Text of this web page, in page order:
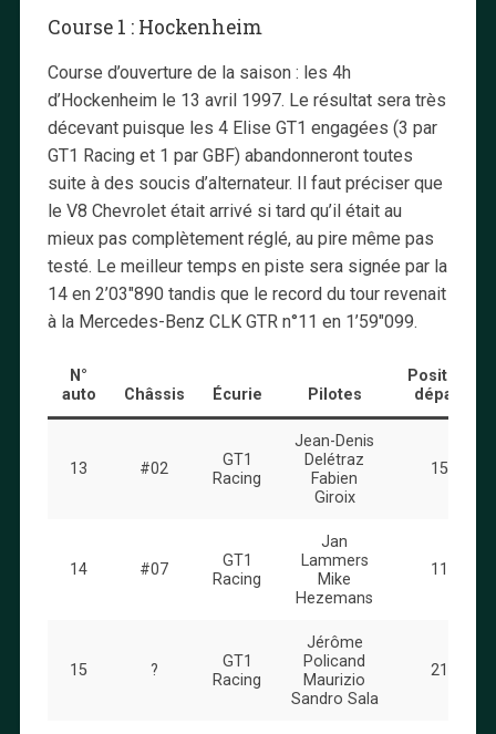
Course 1 : Hockenheim
Course d’ouverture de la saison : les 4h
d’Hockenheim le 13 avril 1997. Le résultat sera très
décevant puisque les 4 Elise GT1 engagées (3 par
GT1 Racing et 1 par GBF) abandonneront toutes
suite à des soucis d’alternateur. Il faut préciser que
le V8 Chevrolet était arrivé si tard qu’il était au
mieux pas complètement réglé, au pire même pas
testé. Le meilleur temps en piste sera signée par la
14 en 2’03″890 tandis que le record du tour revenait
à la Mercedes-Benz CLK GTR n°11 en 1’59″099.
N°
auto
Châssis Écurie Pilotes
Position
départ
13 #02
GT1
Racing
Jean-Denis
Delétraz
Fabien
Giroix
15
14 #07
GT1
Racing
Jan
Lammers
Mike
Hezemans
11
15 ?
GT1
Racing
Jérôme
Policand
Maurizio
Sandro Sala
21